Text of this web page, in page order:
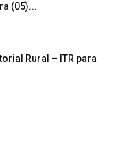
(05)...
Rural – ITR para